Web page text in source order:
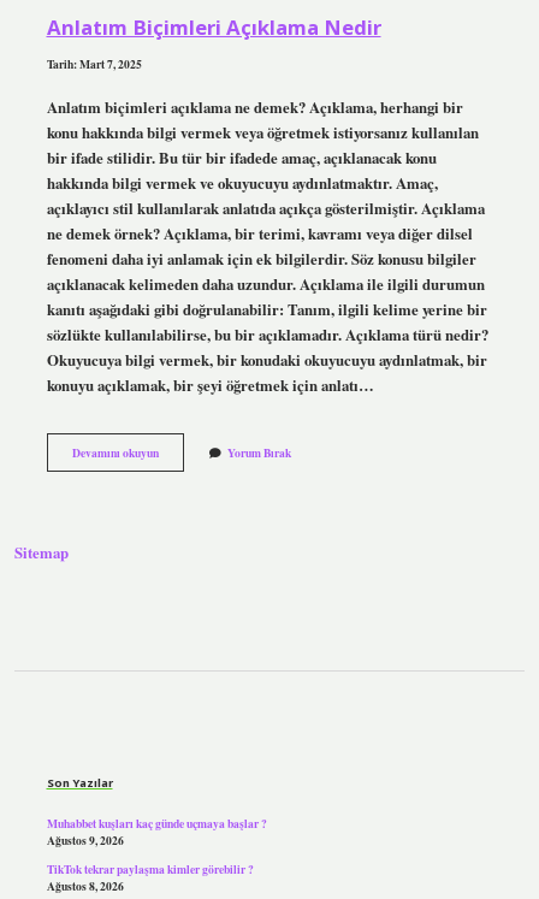
Anlatım Biçimleri Açıklama Nedir
Tarih: Mart 7, 2025
Anlatım biçimleri açıklama ne demek? Açıklama, herhangi bir
konu hakkında bilgi vermek veya öğretmek istiyorsanız kullanılan
bir ifade stilidir. Bu tür bir ifadede amaç, açıklanacak konu
hakkında bilgi vermek ve okuyucuyu aydınlatmaktır. Amaç,
açıklayıcı stil kullanılarak anlatıda açıkça gösterilmiştir. Açıklama
ne demek örnek? Açıklama, bir terimi, kavramı veya diğer dilsel
fenomeni daha iyi anlamak için ek bilgilerdir. Söz konusu bilgiler
açıklanacak kelimeden daha uzundur. Açıklama ile ilgili durumun
kanıtı aşağıdaki gibi doğrulanabilir: Tanım, ilgili kelime yerine bir
sözlükte kullanılabilirse, bu bir açıklamadır. Açıklama türü nedir?
Okuyucuya bilgi vermek, bir konudaki okuyucuyu aydınlatmak, bir
konuyu açıklamak, bir şeyi öğretmek için anlatı…
Devamını okuyunAnlatım
Biçimleri
Yorum Bırak
Sitemap
Son Yazılar
Muhabbet kuşları kaç günde uçmaya başlar ?
Ağustos 9, 2026
TikTok tekrar paylaşma kimler görebilir ?
Ağustos 8, 2026